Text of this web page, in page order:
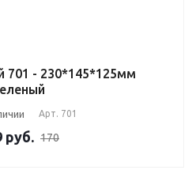
701 - 230*145*125мм
Арт. 701
руб. 170